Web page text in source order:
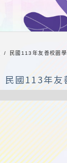
/ 民國113年友善校園
民國113年友